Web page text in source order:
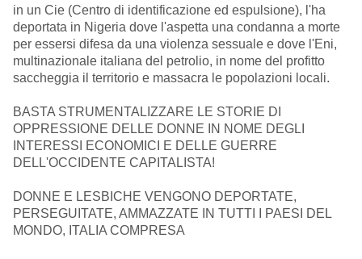
in un Cie (Centro di identificazione ed espulsione), l'ha
deportata in Nigeria dove l'aspetta una condanna a morte
per essersi difesa da una violenza sessuale e dove l'Eni,
multinazionale italiana del petrolio, in nome del profitto
saccheggia il territorio e massacra le popolazioni locali.
BASTA STRUMENTALIZZARE LE STORIE DI
OPPRESSIONE DELLE DONNE IN NOME DEGLI
INTERESSI ECONOMICI E DELLE GUERRE
DELL'OCCIDENTE CAPITALISTA!
DONNE E LESBICHE VENGONO DEPORTATE,
PERSEGUITATE, AMMAZZATE IN TUTTI I PAESI DEL
MONDO, ITALIA COMPRESA